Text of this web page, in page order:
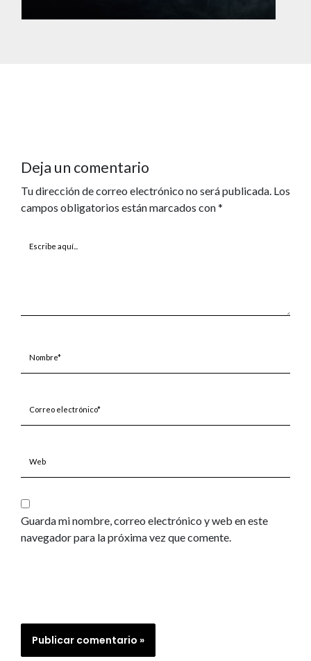
Deja un comentario
Tu dirección de correo electrónico no será publicada. Los
campos obligatorios están marcados con*
Escribe
electrónico*
Guarda mi nombre, correo electrónico y web en este
navegador para la próxima vez que comente.